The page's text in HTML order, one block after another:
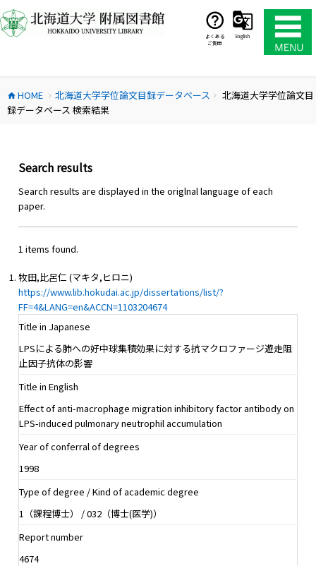
ン
テ
ス
キ
よくある
ご質問
English
home HOME chevron_right 北海道大学学位論文目録データベース chevron_right
北海道大学学位論文目
録データベース 検索結果
Search results
Search results are displayed in the origlnal language of each
paper.
1 items found.
牧田,比呂仁 (マキタ,ヒロニ)
https://www.lib.hokudai.ac.jp/dissertations/list/?
FF=4&LANG=en&ACCN=1103204674
Title in Japanese
LPSによる肺への好中球集積効果に対する抗マクロファージ遊走阻
止因子抗体の影響
Title in English
Effect of anti-macrophage migration inhibitory factor antibody on
LPS-induced pulmonary neutrophil accumulation
Year of conferral of degrees
1998
Type of degree / Kind of academic degree
1（課程博士） / 032（博士(医学)）
Report number
4674